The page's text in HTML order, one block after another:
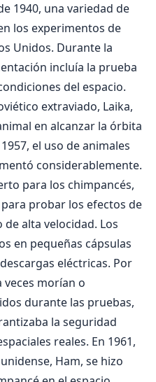
1940, una variedad de
los experimentos de
Unidos. Durante la
incluía la prueba
del espacio.
extraviado, Laika,
en alcanzar la órbita
el uso de animales
considerablemente.
para los chimpancés,
probar los efectos de
alta velocidad. Los
en pequeñas cápsulas
eléctricas. Por
veces morían o
durante las pruebas,
la seguridad
reales. En 1961,
Ham, se hizo